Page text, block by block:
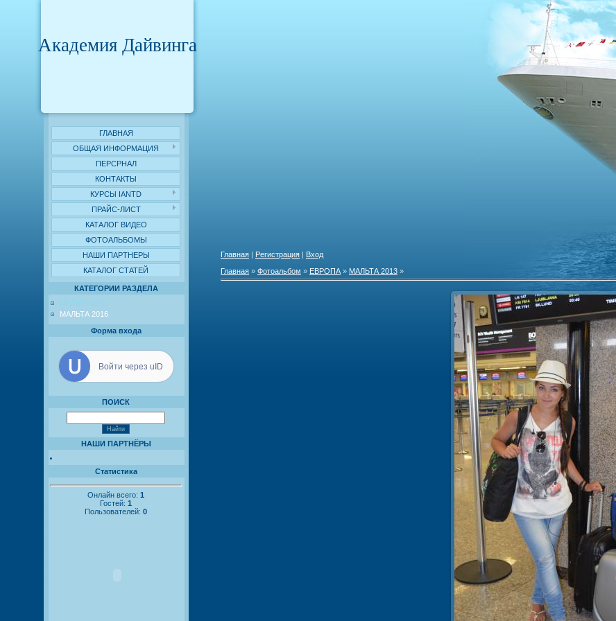
Академия Дайвинга
ГЛАВНАЯ
ОБЩАЯ ИНФОРМАЦИЯ
ПЕРСРНАЛ
КОНТАКТЫ
КУРСЫ IANTD
ПРАЙС-ЛИСТ
КАТАЛОГ ВИДЕО
ФОТОАЛЬБОМЫ
НАШИ ПАРТНЕРЫ
КАТАЛОГ СТАТЕЙ
КАТЕГОРИИ РАЗДЕЛА
МАЛЬТА 2016
Форма входа
Войти через uID
ПОИСК
НАШИ ПАРТНЁРЫ
Статистика
Онлайн всего: 1
Гостей: 1
Пользователей: 0
Главная | Регистрация | Вход
Главная » Фотоальбом » ЕВРОПА » МАЛЬТА 2013 »